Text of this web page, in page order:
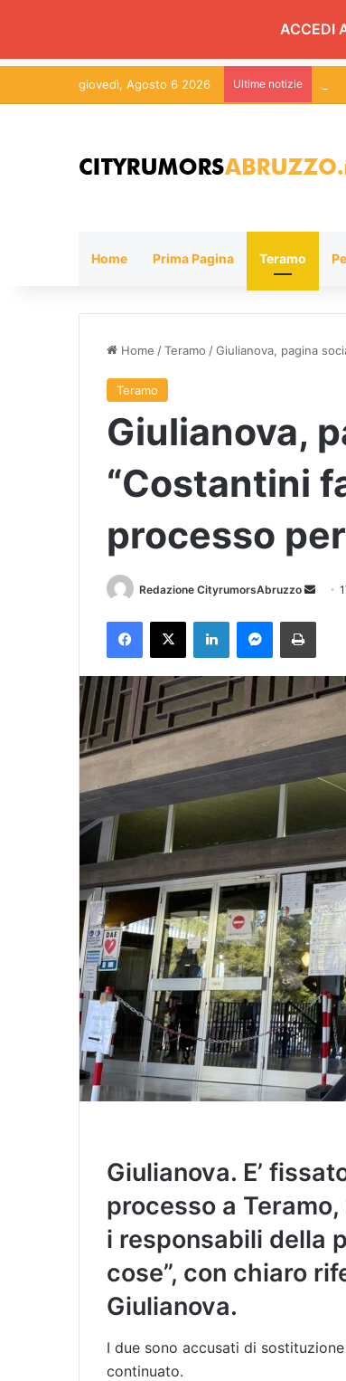
ACCEDI
giovedì, Agosto 6 2026 Ultime notizie
Home Prima Pagina Teramo
Home /Teramo /Giulianova, pagina
Teramo
Giulianova,
“Costantini
processo
Redazione CityrumorsAbruzzo
i
a
u
'
m
i
Giulianova. E’
processo a
i responsabili della
cose”, con chiaro
Giulianova.
I due sono accusati di
continuato.